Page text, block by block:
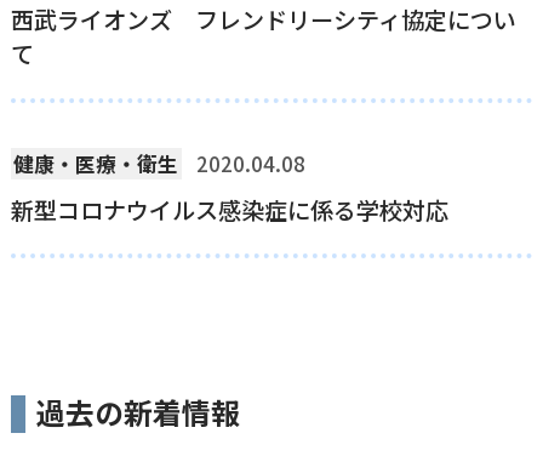
西武ライオンズ フレンドリーシティ協定につい
て
健康・医療・衛生 2020.04.08
新型コロナウイルス感染症に係る学校対応
過去の新着情報